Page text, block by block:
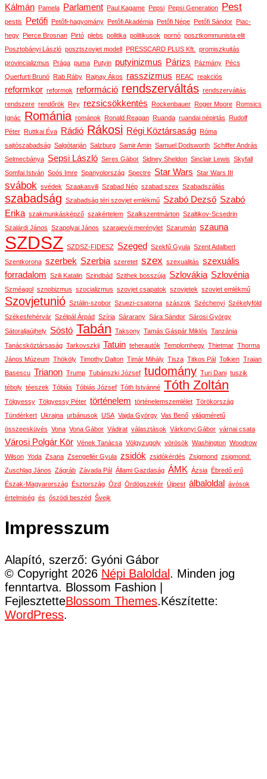
Kálmán Pamela Parlament Paul Kagame Pepsi Pepsi Generation Pest
pestis Petőfi Petőfi-hagyomány Petőfi Akadémia Petőfi Népe Petőfi Sándor Piac-
hegy Pierce Brosnan Pirtó plebs politika politikusok pornó posztkommunista elit
Posztobányi László posztszovjet modell PRESSCARD PLUS Kft.
promiszkuitás
provincializmus Prága puma Putyin putyinizmus Párizs Pázmány Pécs
Querfurti Brunó Rab Ráby Rajnay Ákos rasszizmus REAC reakciós
reformkor reformok reformáció rendszerváltás rendszerváltás
rendszere rendőrök Rey rezsicsökkentés Rockenbauer Roger Moore Romsics
Ignác
Románia románok Ronald Reagan Ruanda ruandai népirtás Rudolf
Péter Ruttkai Éva Rádió Rákosi Régi Köztársaság Róma
sajtószabadság Salgótarján Salzburg Samir Amin Samuel Dodsworth Schiffer András
Selmecbánya Sepsi László Seres Gábor Sidney Sheldon Sinclair Lewis Skyfall
Somfai István Soós Imre Spanyolország Spectre Star Wars Star Wars III
svábok svédek Szaakasvili Szabad Nép szabad szex Szabadszállás
szabadság Szabadság téri szovjet emlékmű Szabó Dezső Szabó
Erika szakmunkásképző szakértelem Szalkszentmárton Szaltikov-Scsedrin
Szalárdi János Szapolyai János szarajevói merénylet Szarumán szauna
SZDSZ SZDSZ-FIDESZ Szeged Szekfű Gyula Szent Adalbert
Szentkorona szerbek Szerbia szeretet szex szexualitás szexuális
forradalom Szili Katalin Szindbád Szithek bosszúja Szlovákia Szlovénia
Szméagol sznobizmus szocializmus szovjet csapatok szovjetek szovjet emlékmű
Szovjetunió Sztálin-szobor Szuezi-csatorna szászok Széchenyi Székelyföld
Székesfehérvár Szélpál Árpád Szíria Sárarany Sára Sándor Sárosi György
Sátoraljaújhely Sóstó Tabán Taksony Tamás Gáspár Miklós Tanzánia
Tanácsköztársaság Tarkovszkij Tatuin teherautók Templomhegy Thietmar Thorma
János Múzeum Thököly Timothy Dalton Timár Mihály Tisza Titkos Pál Tolkien Traian
Basescu Trianon Trump Tubánszki József tudomány Turi Dani tuszik
téboly téeszek Tóbiás Tóbiás József Tóth Istvánné Tóth Zoltán
Tölgyessy Tölgyessy Péter történelem történelemszemlélet Törökország
Tündérkert Ukrajna urbánusok USA Vajda György Vas Benő világméretű
összeesküvés Vona Vona Gábor Vádirat választások Várkonyi Gábor várnai csata
Városi Polgár Kör Vének Tanácsa Völgyzugoly vörösök Washington Woodrow
Wilson Yoda Zsana Zsengellér Gyula zsidók zsidókérdés Zsigmond zsigmond:
Zuschlag János Zágráb Závada Pál Állami Gazdaság ÁMK Ázsia Ébredő erő
Észak-Magyarország Észtország Ózd Ördögszekér Újpest álbaloldal
ávósok
értelmiség és őszödi beszéd Švejk
Impresszum
Alapító, szerző: Gyóni Gábor
© Copyright 2026 Népi Baloldal . Minden jog
fenntartva. Blossom Fashion |
FejlesztetteBlossom Themes.Készítette:
WordPress.